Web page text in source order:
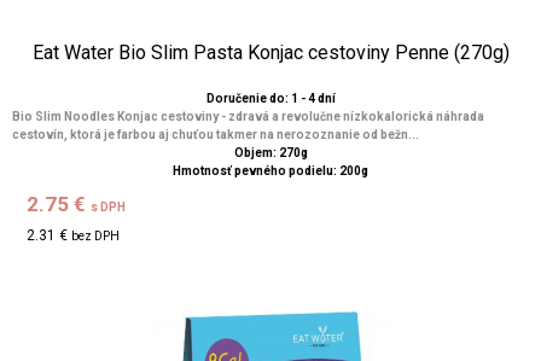
Eat Water Bio Slim Pasta Konjac cestoviny Penne (270g)
Doručenie do: 1 - 4 dní
Bio Slim Noodles Konjac cestoviny - zdravá a revolučne nízkokalorická náhrada
cestovín, ktorá je farbou aj chuťou takmer na nerozoznanie od bežn...
Objem: 270g
Hmotnosť pevného podielu: 200g
2.75 € s DPH
2.31 € bez DPH